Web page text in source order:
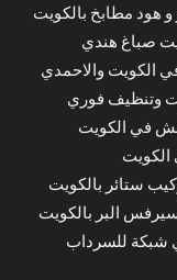
هود مطابخ بالكويت
صباغ هندي
الكويت والاحمدي
وتنظيف فوري
في الكويت
ستائر بالكويت
البر بالكويت
للسرداب